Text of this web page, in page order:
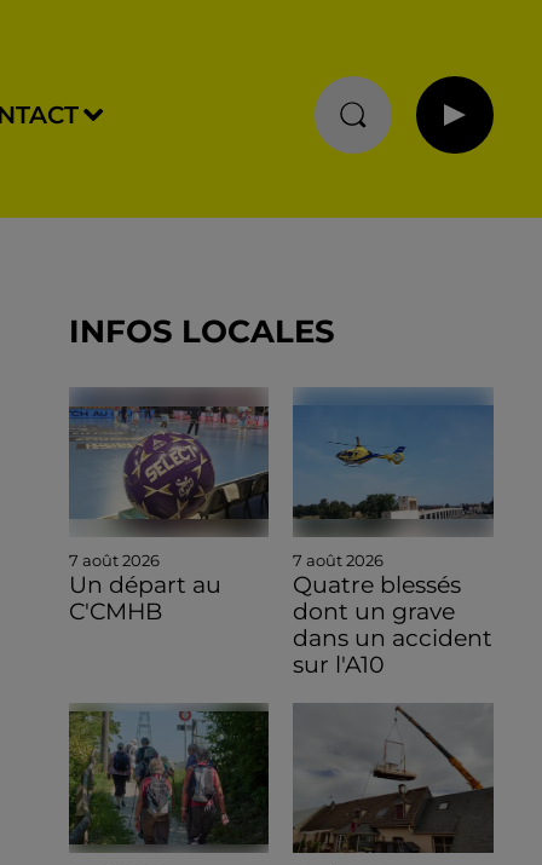
INFOS LOCALES
7 août 2026
Un départ au
C'CMHB
7 août 2026
Quatre blessés
dont un grave
dans un accident
sur l'A10